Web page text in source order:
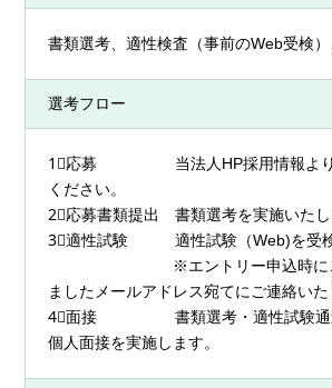
書類選考、適性検査（事前のWeb受検
選考フロー
1⃣応募 当法人HP採用情報より
ください。
2⃣応募書類提出 書類選考を実施いたし
3⃣適性試験 適性試験（Web)を受検
※エントリー申込時にご入
ましたメールアドレス宛てにご連絡いた
4⃣面接 書類選考・適性試験通過
個人面接を実施します。